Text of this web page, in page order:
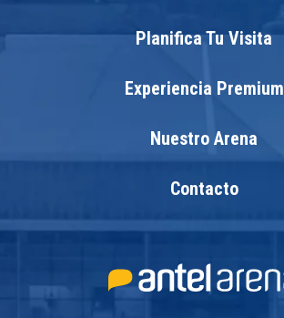
Planifica Tu Visita
Experiencia Premium
Nuestro Arena
Contacto